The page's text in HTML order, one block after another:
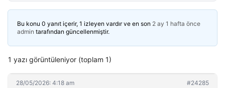
Bu konu 0 yanıt içerir, 1 izleyen vardır ve en son 2 ay 1 hafta önce
admin tarafından güncellenmiştir.
1 yazı görüntüleniyor (toplam 1)
28/05/2026: 4:18 am #24285